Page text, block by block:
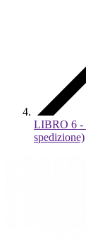
LIBRO 6 -
spedizione)